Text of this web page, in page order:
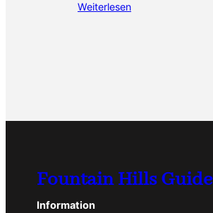
Weiterlesen
Fountain Hills Guide
Information